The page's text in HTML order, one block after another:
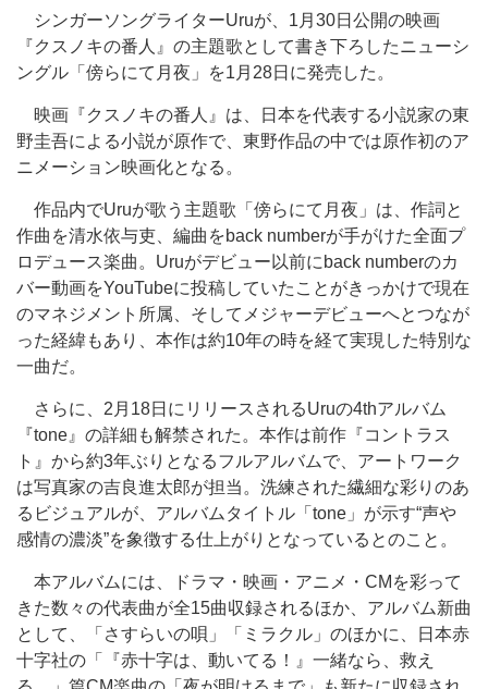
シンガーソングライターUruが、1月30日公開の映画
『クスノキの番人』の主題歌として書き下ろしたニューシ
ングル「傍らにて月夜」を1月28日に発売した。
映画『クスノキの番人』は、日本を代表する小説家の東
野圭吾による小説が原作で、東野作品の中では原作初のア
ニメーション映画化となる。
作品内でUruが歌う主題歌「傍らにて月夜」は、作詞と
作曲を清水依与吏、編曲をback numberが手がけた全面プ
ロデュース楽曲。Uruがデビュー以前にback numberのカ
バー動画をYouTubeに投稿していたことがきっかけで現在
のマネジメント所属、そしてメジャーデビューへとつなが
った経緯もあり、本作は約10年の時を経て実現した特別な
一曲だ。
さらに、2月18日にリリースされるUruの4thアルバム
『tone』の詳細も解禁された。本作は前作『コントラス
ト』から約3年ぶりとなるフルアルバムで、アートワーク
は写真家の吉良進太郎が担当。洗練された繊細な彩りのあ
るビジュアルが、アルバムタイトル「tone」が示す“声や
感情の濃淡”を象徴する仕上がりとなっているとのこと。
本アルバムには、ドラマ・映画・アニメ・CMを彩って
きた数々の代表曲が全15曲収録されるほか、アルバム新曲
として、「さすらいの唄」「ミラクル」のほかに、日本赤
十字社の「『赤十字は、動いてる！』一緒なら、救え